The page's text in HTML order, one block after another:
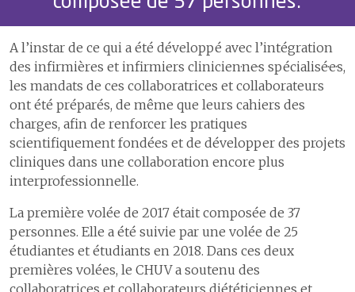
A l’instar de ce qui a été développé avec l’intégration
des infirmières et infirmiers clinicien·ne·s spécialisé·e·s,
les mandats de ces collaboratrices et collaborateurs
ont été préparés, de même que leurs cahiers des
charges, afin de renforcer les pratiques
scientifiquement fondées et de développer des projets
cliniques dans une collaboration encore plus
interprofessionnelle.
La première volée de 2017 était composée de 37
personnes. Elle a été suivie par une volée de 25
étudiantes et étudiants en 2018. Dans ces deux
premières volées, le CHUV a soutenu des